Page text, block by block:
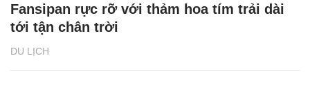
DU LỊCH
Fansipan rực rỡ với thảm hoa tím trải dài
tới tận chân trời